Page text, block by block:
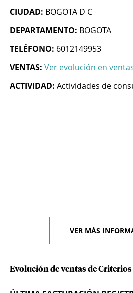
CIUDAD: BOGOTA D C
DEPARTAMENTO: BOGOTA
TELÉFONO: 6012149953
VENTAS: Ver evolución en
ACTIVIDAD: Actividades de
VER MÁS
Evolución de ventas de Criterios